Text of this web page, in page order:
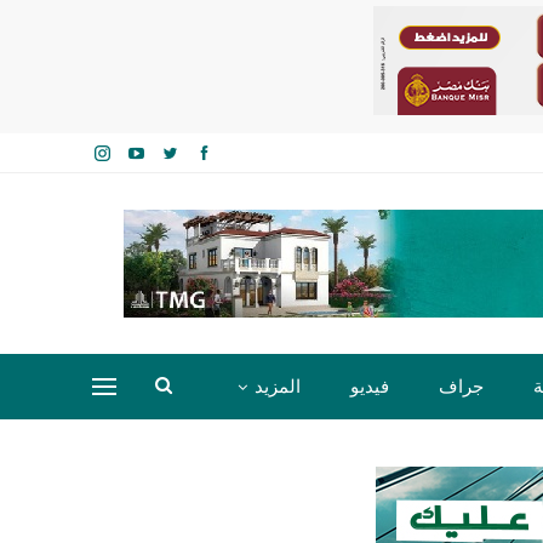
جراف فيديو المزيد